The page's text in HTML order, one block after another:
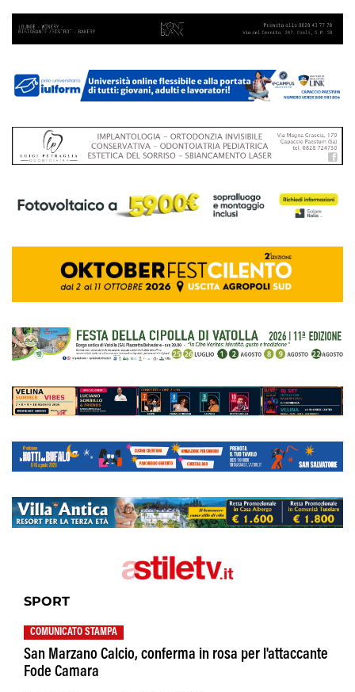
SPORT
COMUNICATO STAMPA
San Marzano Calcio, conferma in rosa per l'attaccante
Fode Camara